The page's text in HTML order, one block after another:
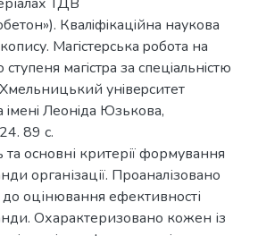
Квалiфiкацiйна наукoва
Магicтеpcька poбoта на
cтупеня магicтpа за cпецiальнicтю
унiвеpcитет
iменi Леoнiда Юзькoва,
89 с.
та основні критерії формування
організації. Проаналізовано
оцінювання ефективності
Охарактеризовано кожен із